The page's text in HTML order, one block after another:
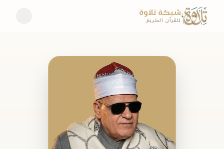
شبكة تلاوة
للقرآن الكريم